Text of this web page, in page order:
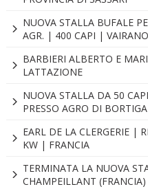
NUOVA STALLA BUFALE
AGR. | 400 CAPI |
BARBIERI ALBERTO E
LATTAZIONE
NUOVA STALLA DA 50
PRESSO AGRO DI
EARL DE LA CLERGERIE |
KW | FRANCIA
TERMINATA LA NUOVA
CHAMPEILLANT (FRANCIA)